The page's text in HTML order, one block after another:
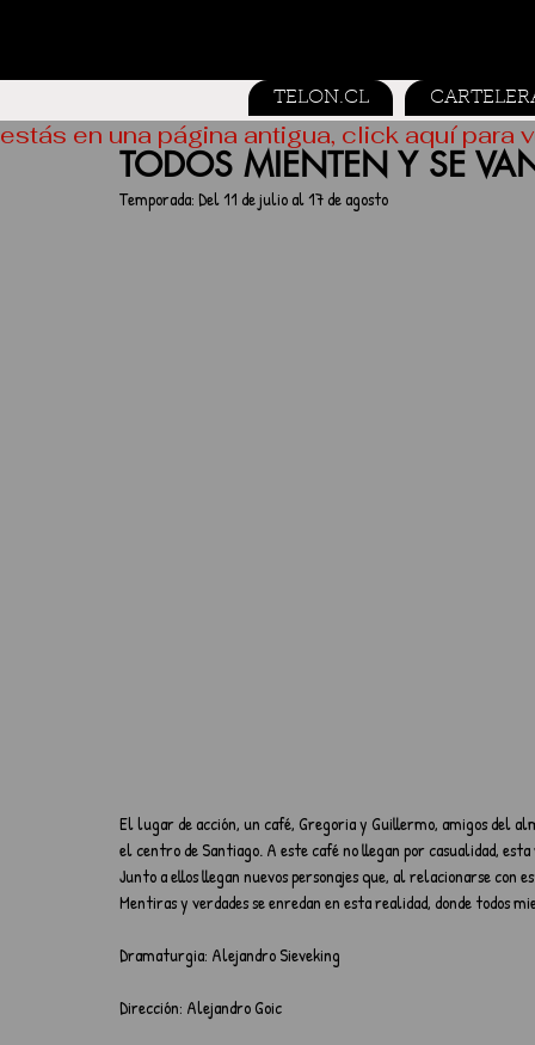
TELON.CL
TODOS MIENTEN Y SE
Temporada: Del 11 de julio al 17 de agosto
El lugar de acción, un café, Gregoria y Guillermo, amigos del
el centro de Santiago. A este café no llegan por casualidad,
Junto a ellos llegan nuevos personajes que, al relacionarse con
Mentiras y verdades se enredan en esta realidad, donde todos
Dramaturgia: Alejandro Sieveking
Dirección: Alejandro Goic
estás en una página antigua, click aquí para